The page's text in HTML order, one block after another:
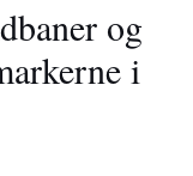
og
i